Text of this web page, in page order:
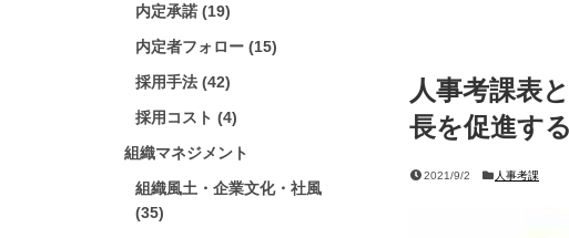
内定承諾 (19)
内定者フォロー (15)
採用手法 (42)
採用コスト (4)
組織マネジメント
組織風土・企業文化・社風
(35)
人事考課表
長を促進する
2021/9/2 人事考課